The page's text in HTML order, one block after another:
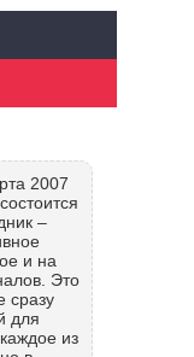
2007
–
и на
Это
сразу
для
из